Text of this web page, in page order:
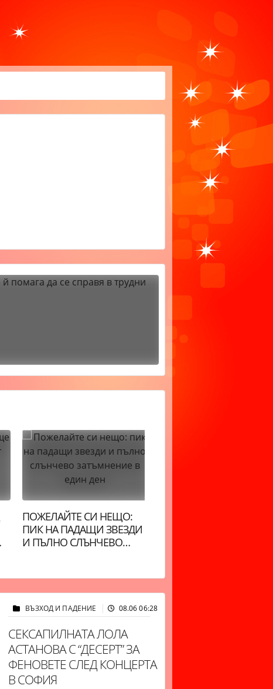
ПОЖЕЛАЙТЕ СИ НЕЩО:
ПИК НА ПАДАЩИ ЗВЕЗДИ
И ПЪЛНО СЛЪНЧЕВО
ВЪЗХОД И ПАДЕНИЕ 08.06 06:28
СЕКСАПИЛНАТА ЛОЛА
АСТАНОВА С “ДЕСЕРТ” ЗА
ФЕНОВЕТЕ СЛЕД КОНЦЕРТА
В СОФИЯ